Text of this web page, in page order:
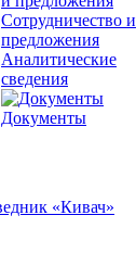
Сотрудничество и
предложения
Аналитические
сведения
Документы